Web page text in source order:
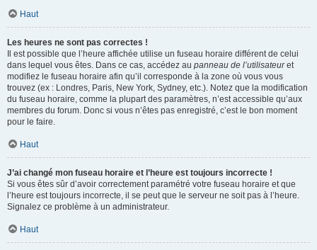
Haut
Les heures ne sont pas correctes !
Il est possible que l’heure affichée utilise un fuseau horaire différent de celui
dans lequel vous êtes. Dans ce cas, accédez au panneau de l’utilisateuret
modifiez le fuseau horaire afin qu’il corresponde à la zone où vous vous
trouvez (ex : Londres, Paris, New York, Sydney, etc.). Notez que la modification
du fuseau horaire, comme la plupart des paramètres, n’est accessible qu’aux
membres du forum. Donc si vous n’êtes pas enregistré, c’est le bon moment
pour le faire.
Haut
J’ai changé mon fuseau horaire et l’heure est toujours incorrecte !
Si vous êtes sûr d’avoir correctement paramétré votre fuseau horaire et que
l’heure est toujours incorrecte, il se peut que le serveur ne soit pas à l’heure.
Signalez ce problème à un administrateur.
Haut